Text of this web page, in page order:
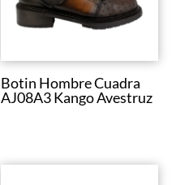
Botin Hombre Cuadra
AJ08A3 Kango Avestruz